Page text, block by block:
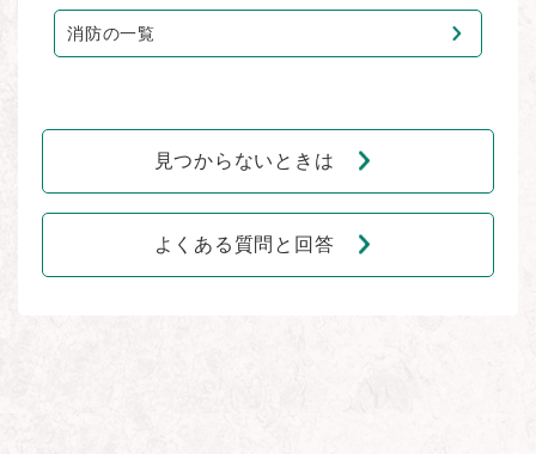
消防の一覧
見つからないときは
よくある質問と回答